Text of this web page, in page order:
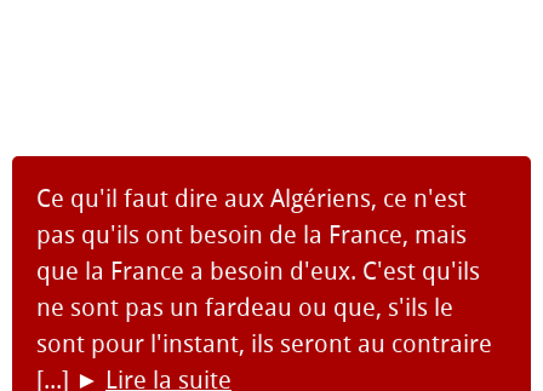
Ce qu'il faut dire aux Algériens, ce n'est
pas qu'ils ont besoin de la France, mais
que la France a besoin d'eux. C'est qu'ils
ne sont pas un fardeau ou que, s'ils le
sont pour l'instant, ils seront au contraire
[...] ► Lire la suite